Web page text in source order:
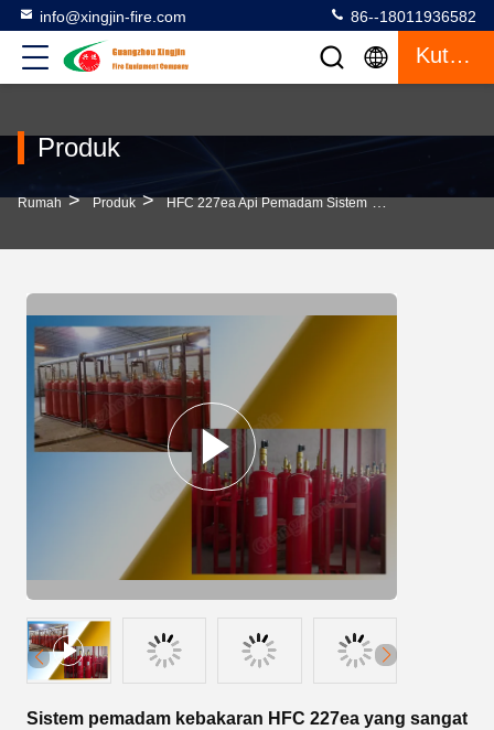
info@xingjin-fire.com 86--18011936582
Kutipan
Produk
Rumah > Produk > HFC 227ea Api Pemadam Sistem >
Sistem pemadam kebakaran HFC 227ea yang sangat